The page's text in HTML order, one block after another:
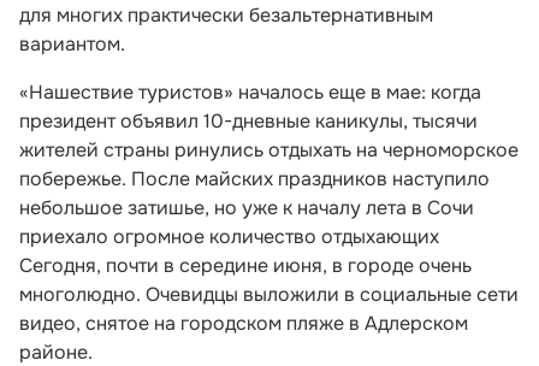
для многих практически безальтернативным
вариантом.
«Нашествие туристов» началось еще в мае: когда
президент объявил 10-дневные каникулы, тысячи
жителей страны ринулись отдыхать на черноморское
побережье. После майских праздников наступило
небольшое затишье, но уже к началу лета в Сочи
приехало огромное количество отдыхающих
Сегодня, почти в середине июня, в городе очень
многолюдно. Очевидцы выложили в социальные сети
видео, снятое на городском пляже в Адлерском
районе.